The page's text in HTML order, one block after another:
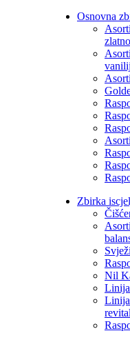
Osnovna
Zbirka
Nil
Linija